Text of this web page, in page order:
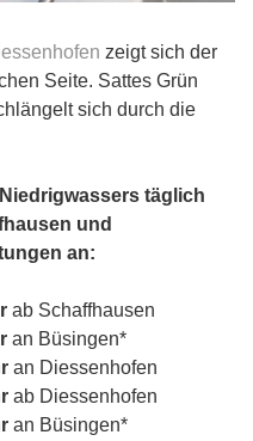
zeigt sich der
Seite. Sattes Grün
sich durch die
täglich
und
an:
ab Schaffhausen
an Büsingen*
an Diessenhofen
ab Diessenhofen
an Büsingen*